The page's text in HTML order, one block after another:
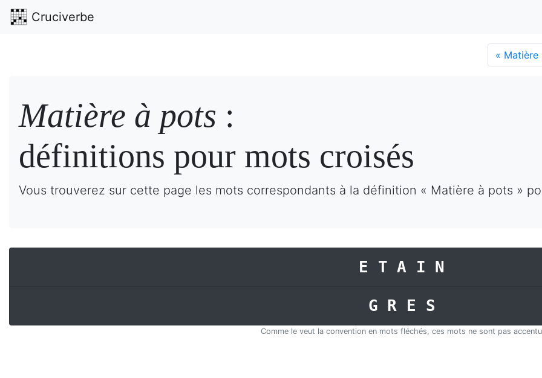
Cruciverbe
«
Matière à pots :
définitions pour mots croisés
Vous trouverez sur cette page les mots correspondants à la définition « Matière à pots »
ETAIN
GRES
Comme le veut la convention en mots fléchés, ces mots ne sont pas